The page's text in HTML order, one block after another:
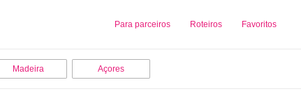
Para parceiros Roteiros Favoritos
Sobre nós Adicionar uma Empresa
Madeira Açores